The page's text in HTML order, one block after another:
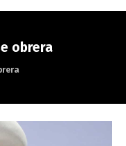
obrera